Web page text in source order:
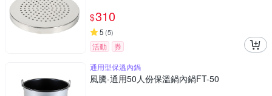
$310
5 (5)
活動
券
通用型保溫內鍋
風騰-通用50人份保溫鍋內鍋FT-50